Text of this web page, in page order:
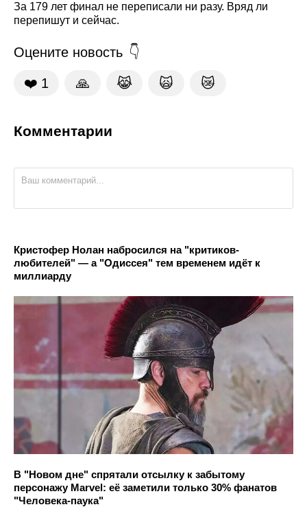
За 179 лет финал не переписали ни разу. Вряд ли
перепишут и сейчас.
Оцените новость
❤️ 1 🙏 😹 🙀 😿
Комментарии
Кристофер Нолан набросился на "критиков-
любителей" — а "Одиссея" тем временем идёт к
миллиарду
В "Новом дне" спрятали отсылку к забытому
персонажу Marvel: её заметили только 30% фанатов
"Человека-паука"